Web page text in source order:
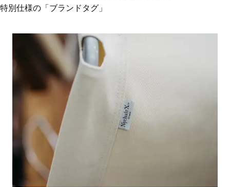
特別仕様の「ブランドタグ」